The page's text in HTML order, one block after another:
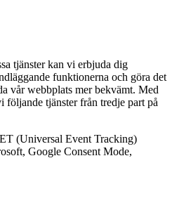
tjänster kan vi erbjuda dig
funktionerna och göra det
vår webbplats mer bekvämt. Med
följande tjänster från tredje part på
(Universal Event Tracking)
Google Consent Mode,